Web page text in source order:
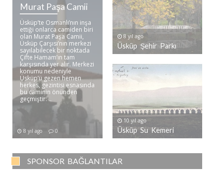
Murat Paşa Camii
Üsküp’te Osmanlı’nın inşa
ettiği onlarca camiden biri
olan Murat Paşa Camii,
Üsküp Çarşısı’nın merkezi
sayılabilecek bir noktada
Çifte Hamam’ın tam
karşısında yer alır. Merkezi
konumu nedeniyle
Üsküp’ü gezen hemen
herkes, gezintisi esnasında
bu caminin önünden
geçmiştir. ..
8 yıl ago 0
8 yıl ago
Üsküp Şehir Parkı
10 yıl ago
Üsküp Su Kemeri
SPONSOR BAĞLANTILAR